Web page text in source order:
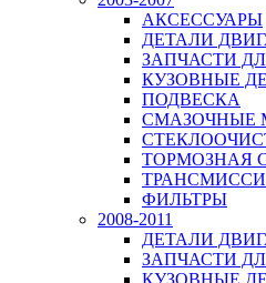
АКСЕССУАРЫ
ДЕТАЛИ
ЗАПЧАСТИ
КУЗОВНЫЕ
ПОДВЕСКА
СМАЗОЧНЫЕ
ТОРМОЗНАЯ
ФИЛЬТРЫ
2008-2011
ДЕТАЛИ
ЗАПЧАСТИ
КУЗОВНЫЕ